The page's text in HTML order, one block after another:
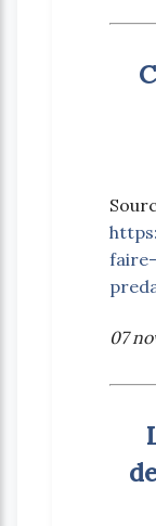
07